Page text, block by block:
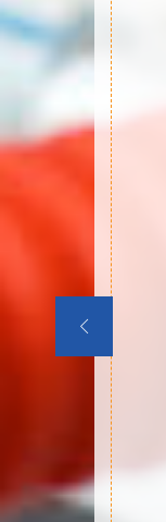
en
recueillir
il établit